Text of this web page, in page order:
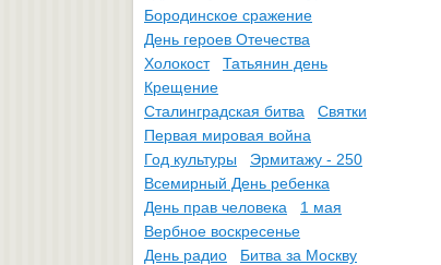
Бородинское сражение
День героев Отечества
Холокост
Татьянин день
Крещение
Сталинградская битва
Святки
Первая мировая война
Год культуры
Эрмитажу - 250
Всемирный День ребенка
День прав человека
1 мая
Вербное воскресенье
День радио
Битва за Москву